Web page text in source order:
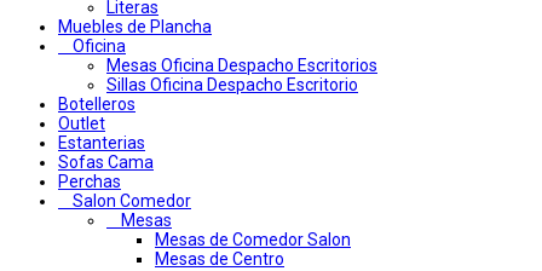
Literas
Muebles de Plancha
Oficina
Mesas Oficina Despacho Escritorios
Sillas Oficina Despacho Escritorio
Botelleros
Outlet
Estanterias
Sofas Cama
Perchas
Salon Comedor
Mesas
Mesas de Comedor Salon
Mesas de Centro